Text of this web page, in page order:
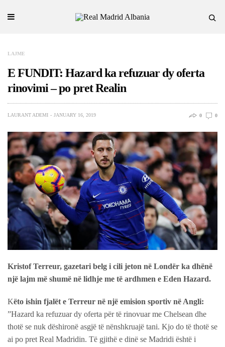
LAJME
E FUNDIT: Hazard ka refuzuar dy oferta
rinovimi – po pret Realin
LAURANT ADEMI JANUARY 16, 2019 0 0
Kristof Terreur, gazetari belg i cili jeton në Londër ka dhënë
një lajm më shumë në lidhje me të ardhmen e Eden Hazard.
Këto ishin fjalët e Terreur në një emision sportiv në Angli:
”Hazard ka refuzuar dy oferta për të rinovuar me Chelsean dhe
thotë se nuk dëshironë asgjë të nënshkruajë tani. Kjo do të thotë se
ai po pret Real Madridin. Të gjithë e dinë se Madridi është i